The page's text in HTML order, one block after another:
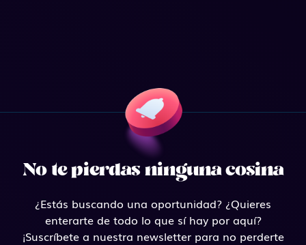
No te pierdas ninguna cosina
¿Estás buscando una oportunidad? ¿Quieres
enterarte de todo lo que sí hay por aquí?
¡Suscríbete a nuestra newsletter para no perderte